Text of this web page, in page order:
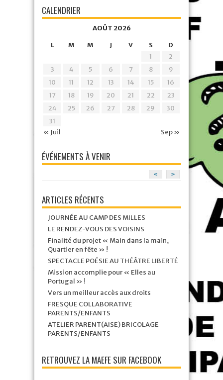
CALENDRIER
AOÛT 2026
L
M M J V S
D
1
2
3
4 5 6 7 8
9
10
11 12 13 14 15
16
17
18 19 20 21 22
23
24
25 26 27 28 29
30
31
« Juil
Sep »
ÉVÉNEMENTS À VENIR
< >
ARTICLES RÉCENTS
JOURNÉE AU CAMP DES MILLES
LE RENDEZ-VOUS DES VOISINS
Finalité du projet « Main dans la main,
Quartier en fête » !
SPECTACLE POÉSIE AU THÉÂTRE LIBERTÉ
Mission accomplie pour « Elles au
Portugal » !
Vers un meilleur accès aux droits
FRESQUE COLLABORATIVE
PARENTS/ENFANTS
ATELIER PARENT(AISE) BRICOLAGE
PARENTS/ENFANTS
RETROUVEZ LA MAEFE SUR FACEBOOK